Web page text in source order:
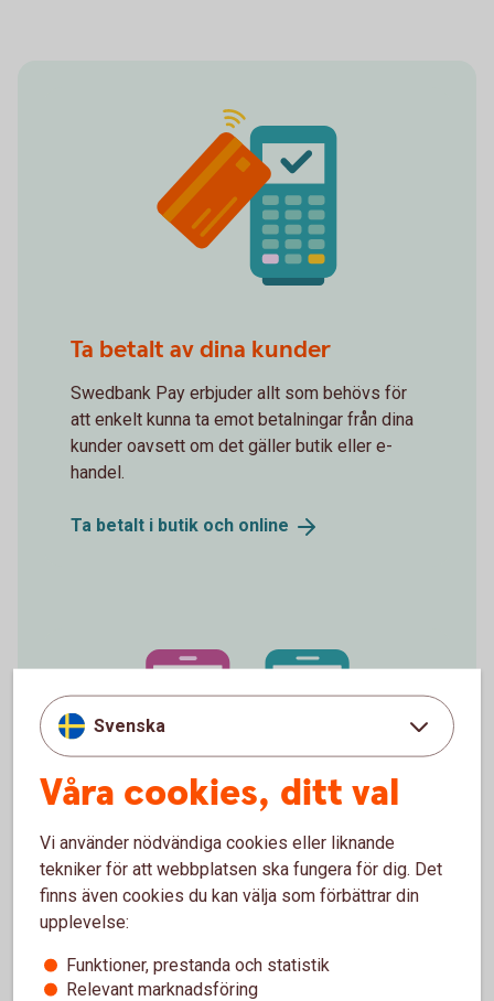
Ta betalt av dina kunder
Swedbank Pay erbjuder allt som behövs för
att enkelt kunna ta emot betalningar från dina
kunder oavsett om det gäller butik eller e-
handel.
Ta betalt i butik och online
Spot transfer money
Ta betalt med Swish
Erbjud dina kunder att swisha! Swish Handel
förenklar framför allt för e-handelsföretag
som har fler betalsätt, kassa och/eller
Svenska
Våra cookies, ditt val
Vi använder nödvändiga cookies eller liknande
tekniker för att webbplatsen ska fungera för dig. Det
finns även cookies du kan välja som förbättrar din
upplevelse:
Funktioner, prestanda och statistik
Relevant marknadsföring